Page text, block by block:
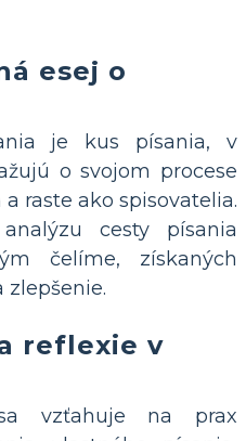
esej o
je kus písania, v
o svojom procese
raste ako spisovatelia.
cesty písania
čelíme, získaných
zlepšenie.
reflexie v
vzťahuje na prax